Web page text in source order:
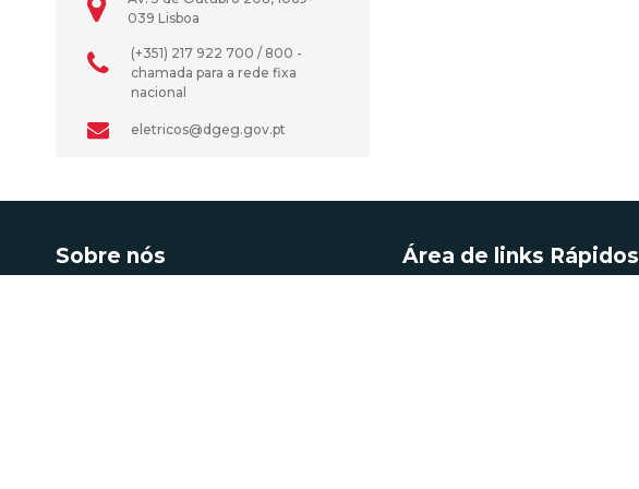
039 Lisboa
(+351) 217 922 700 / 800 -
chamada para a rede fixa
nacional
eletricos@dgeg.gov.pt
Sobre nós Área de links Rápidos